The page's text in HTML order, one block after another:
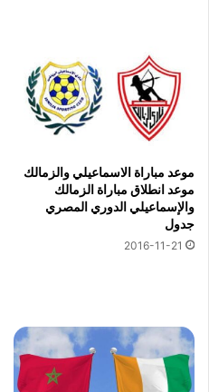
موعد مباراة الاسماعيلي والزمالك
موعد انطلاق مباراة الزمالك
والإسماعيلي الدوري المصري
جدول
2016-11-21